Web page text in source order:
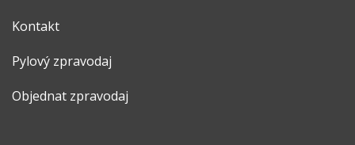
Kontakt
Pylový zpravodaj
Objednat zpravodaj